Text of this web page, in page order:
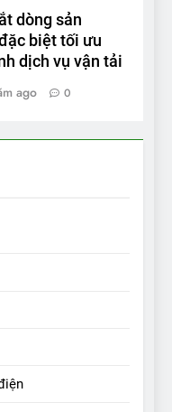
dòng sản
biệt tối ưu
dịch vụ vận tải
ago 0